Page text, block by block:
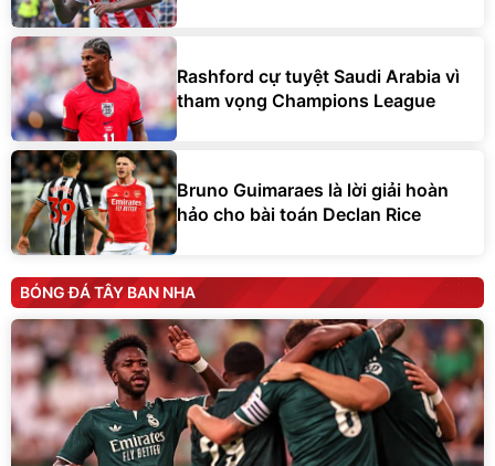
Rashford cự tuyệt Saudi Arabia vì
tham vọng Champions League
Bruno Guimaraes là lời giải hoàn
hảo cho bài toán Declan Rice
BÓNG ĐÁ TÂY BAN NHA